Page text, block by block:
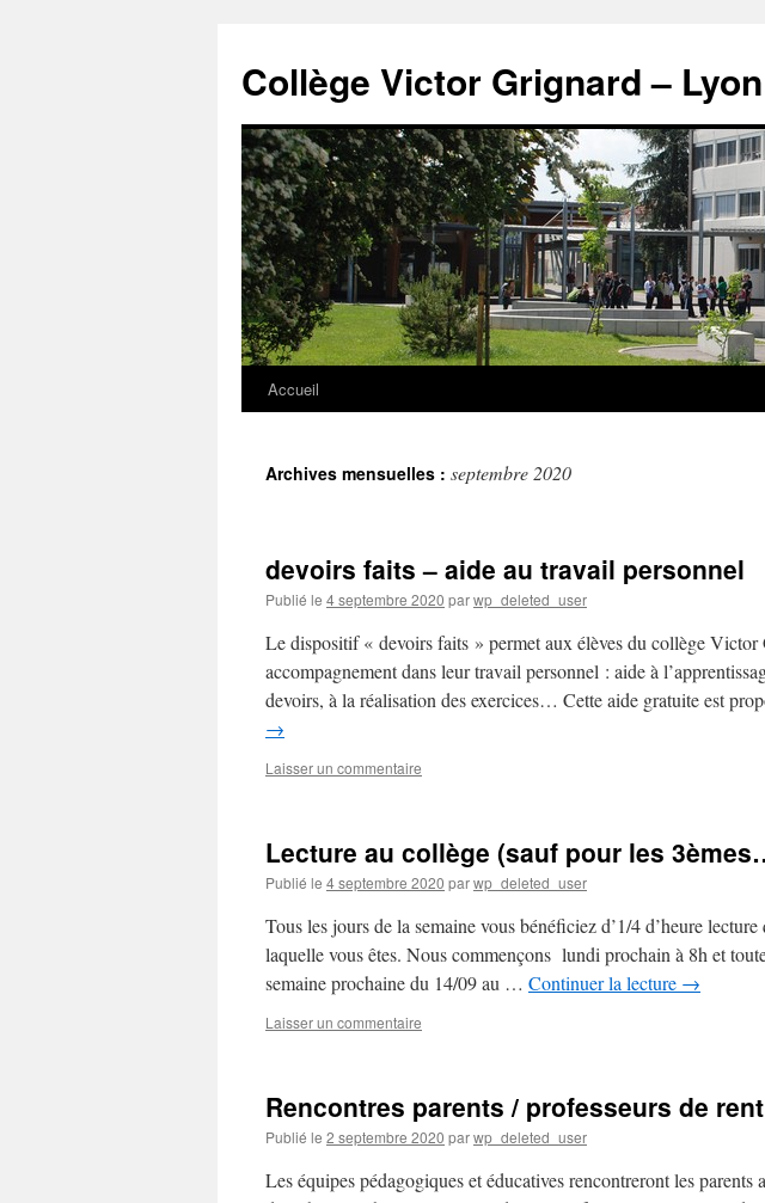
contenu
Collège Victor Grignard –
Accueil
Archives mensuelles : septembre 2020
devoirs faits – aide au travail personnel
Publié le 4 septembre 2020 parwp_deleted_user
Le dispositif « devoirs faits » permet aux élèves du collège Victor
accompagnement dans leur travail personnel : aide à
devoirs, à la réalisation des exercices… Cette aide gratuite est
→
Laisser un commentaire
Lecture au collège (sauf pour les
Publié le 4 septembre 2020 parwp_deleted_user
Tous les jours de la semaine vous bénéficiez d’1/4 d’heure
laquelle vous êtes. Nous commençons lundi prochain à 8h et
semaine prochaine du 14/09 au … Continuer la lecture →
Laisser un commentaire
Rencontres parents / professeurs de
Publié le 2 septembre 2020 parwp_deleted_user
Les équipes pédagogiques et éducatives rencontreront les